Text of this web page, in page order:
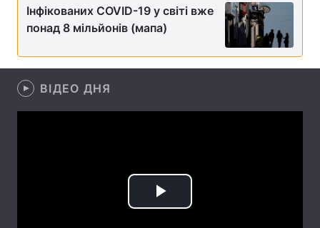
Техно і зв'язок
Зброя Інциденти
Здоров'я
Інфікованих COVID-19 у світі вже
понад 8 мільйонів (мапа)
ВІДЕО ДНЯ
Play